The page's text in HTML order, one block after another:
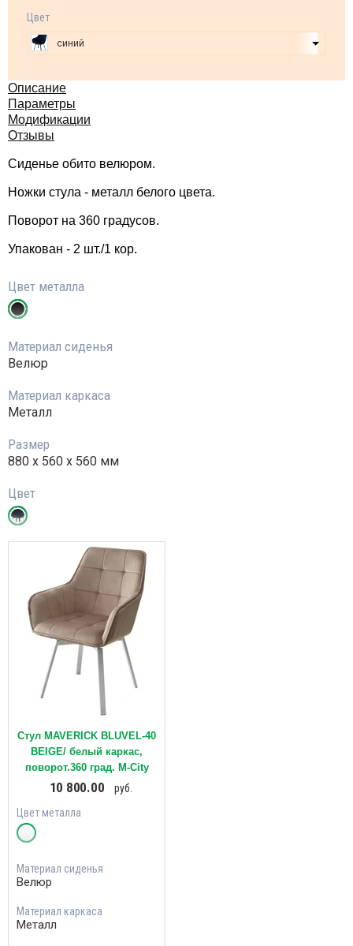
Цвет
синий
Описание
Параметры
Модификации
Отзывы
Сиденье обито велюром.
Ножки стула - металл белого цвета.
Поворот на 360 градусов.
Упакован - 2 шт./1 кор.
Цвет металла
Материал сиденья
Велюр
Материал каркаса
Металл
Размер
880 х 560 х 560 мм
Цвет
Стул MAVERICK BLUVEL-40
BEIGE/ белый каркас,
поворот.360 град. М-City
10 800.00
руб.
Цвет металла
Материал сиденья
Велюр
Материал каркаса
Металл